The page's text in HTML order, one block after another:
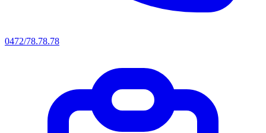
0472/78.78.78